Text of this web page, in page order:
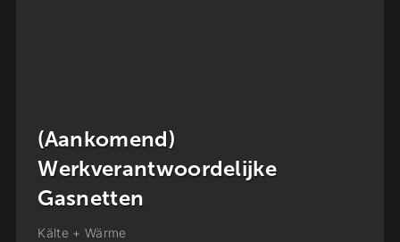
Monteur Stadsverwarming
Kälte + Wärme